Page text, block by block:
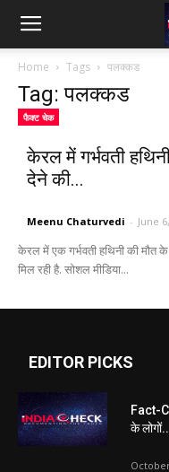
IndiaCheck
Home Tags पलक्कड
Tag: पलक्कड
फैक्ट चेक
केरल में गर्भवती
देने की...
Meenu Chaturvedi - June
केरल में एक गर्भवती हथिनी की मौत
मिल रही है. सोशल मीडिया...
EDITOR PICKS
Fact-
के